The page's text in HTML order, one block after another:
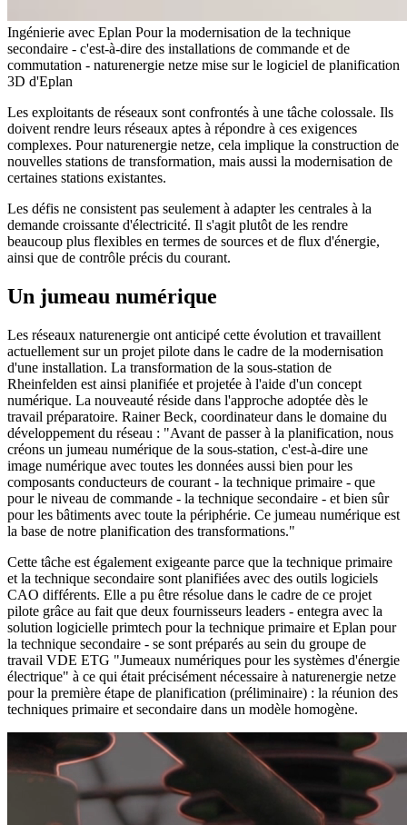
Ingénierie avec Eplan Pour la modernisation de la technique
secondaire - c'est-à-dire des installations de commande et de
commutation - naturenergie netze mise sur le logiciel de planification
3D d'Eplan
Les exploitants de réseaux sont confrontés à une tâche colossale. Ils
doivent rendre leurs réseaux aptes à répondre à ces exigences
complexes. Pour naturenergie netze, cela implique la construction de
nouvelles stations de transformation, mais aussi la modernisation de
certaines stations existantes.
Les défis ne consistent pas seulement à adapter les centrales à la
demande croissante d'électricité. Il s'agit plutôt de les rendre
beaucoup plus flexibles en termes de sources et de flux d'énergie,
ainsi que de contrôle précis du courant.
Un jumeau numérique
Les réseaux naturenergie ont anticipé cette évolution et travaillent
actuellement sur un projet pilote dans le cadre de la modernisation
d'une installation. La transformation de la sous-station de
Rheinfelden est ainsi planifiée et projetée à l'aide d'un concept
numérique. La nouveauté réside dans l'approche adoptée dès le
travail préparatoire. Rainer Beck, coordinateur dans le domaine du
développement du réseau : "Avant de passer à la planification, nous
créons un jumeau numérique de la sous-station, c'est-à-dire une
image numérique avec toutes les données aussi bien pour les
composants conducteurs de courant - la technique primaire - que
pour le niveau de commande - la technique secondaire - et bien sûr
pour les bâtiments avec toute la périphérie. Ce jumeau numérique est
la base de notre planification des transformations."
Cette tâche est également exigeante parce que la technique primaire
et la technique secondaire sont planifiées avec des outils logiciels
CAO différents. Elle a pu être résolue dans le cadre de ce projet
pilote grâce au fait que deux fournisseurs leaders - entegra avec la
solution logicielle primtech pour la technique primaire et Eplan pour
la technique secondaire - se sont préparés au sein du groupe de
travail VDE ETG "Jumeaux numériques pour les systèmes d'énergie
électrique" à ce qui était précisément nécessaire à naturenergie netze
pour la première étape de planification (préliminaire) : la réunion des
techniques primaire et secondaire dans un modèle homogène.